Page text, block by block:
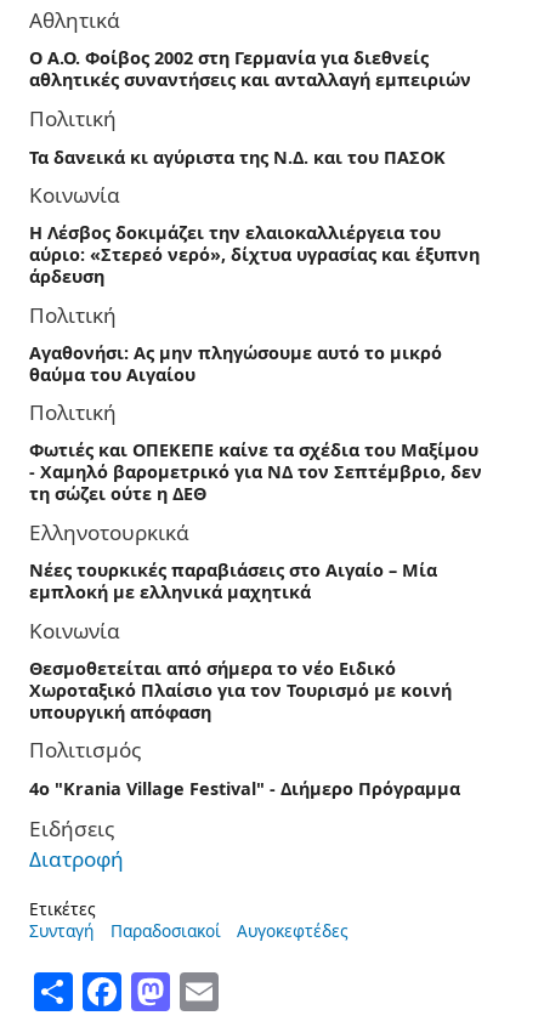
Αθλητικά
Ο Α.Ο. Φοίβος 2002 στη Γερμανία για διεθνείς
αθλητικές συναντήσεις και ανταλλαγή εμπειριών
Πολιτική
Τα δανεικά κι αγύριστα της Ν.Δ. και του ΠΑΣΟΚ
Κοινωνία
Η Λέσβος δοκιμάζει την ελαιοκαλλιέργεια του
αύριο: «Στερεό νερό», δίχτυα υγρασίας και έξυπνη
άρδευση
Πολιτική
Αγαθονήσι: Ας μην πληγώσουμε αυτό το μικρό
θαύμα του Αιγαίου
Πολιτική
Φωτιές και ΟΠΕΚΕΠΕ καίνε τα σχέδια του Μαξίμου
- Χαμηλό βαρομετρικό για ΝΔ τον Σεπτέμβριο, δεν
τη σώζει ούτε η ΔΕΘ
Ελληνοτουρκικά
Νέες τουρκικές παραβιάσεις στο Αιγαίο – Μία
εμπλοκή με ελληνικά μαχητικά
Κοινωνία
Θεσμοθετείται από σήμερα το νέο Ειδικό
Χωροταξικό Πλαίσιο για τον Τουρισμό με κοινή
υπουργική απόφαση
Πολιτισμός
4ο "Krania Village Festival" - Διήμερο Πρόγραμμα
Ειδήσεις
Διατροφή
Ετικέτες
Συνταγή
Παραδοσιακοί Αυγοκεφτέδες
ShareFacebook
Mastodon